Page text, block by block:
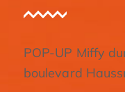
POP-UP Miffy
boulevard